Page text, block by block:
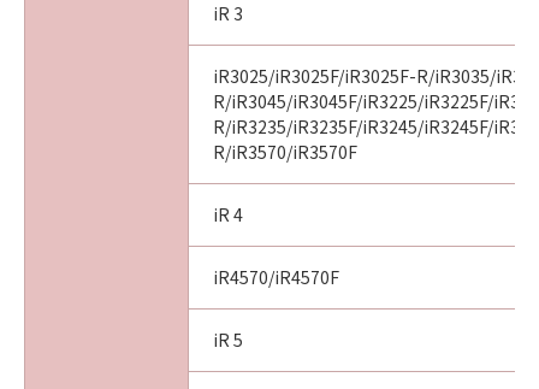
iR 3
iR3025/iR3025F/iR3025F-R/iR3035/
R/iR3045/iR3045F/iR3225/iR3225F/
R/iR3235/iR3235F/iR3245/iR3245F/
R/iR3570/iR3570F
iR 4
iR4570/iR4570F
iR 5